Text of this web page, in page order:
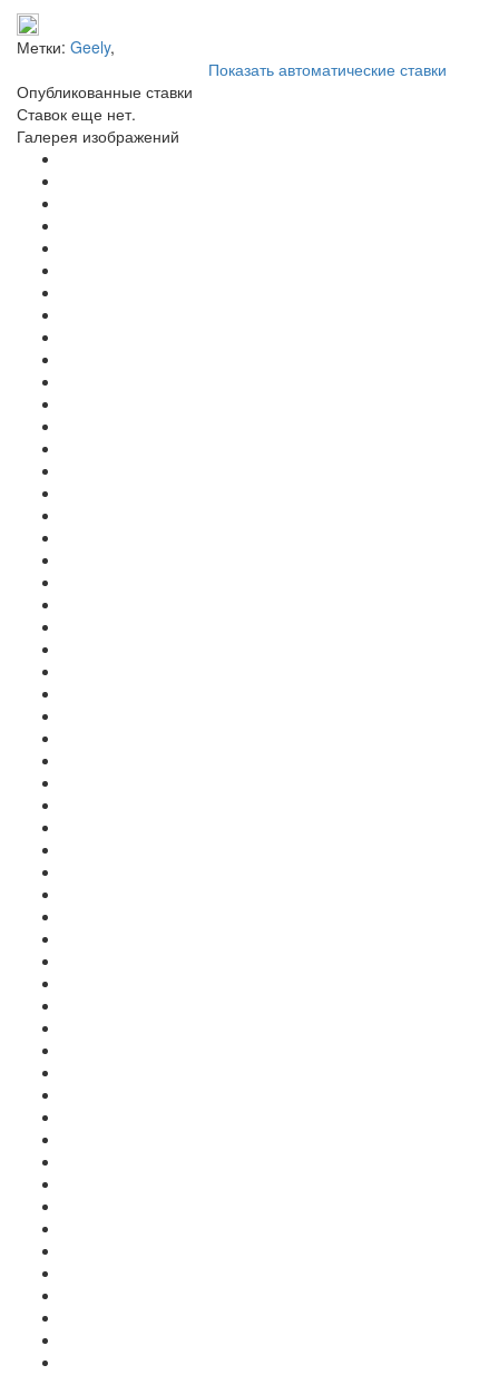
Метки: Geely,
Показать автоматические ставки
Опубликованные ставки
Ставок еще нет.
Галерея изображений